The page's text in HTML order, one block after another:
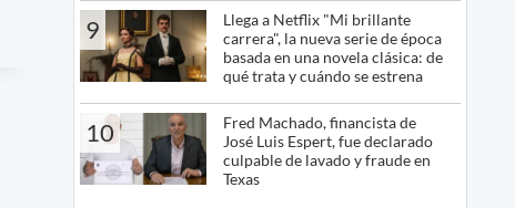
9
Llega a Netflix "Mi brillante
carrera", la nueva serie de época
basada en una novela clásica: de
qué trata y cuándo se estrena
10
Fred Machado, financista de
José Luis Espert, fue declarado
culpable de lavado y fraude en
Texas